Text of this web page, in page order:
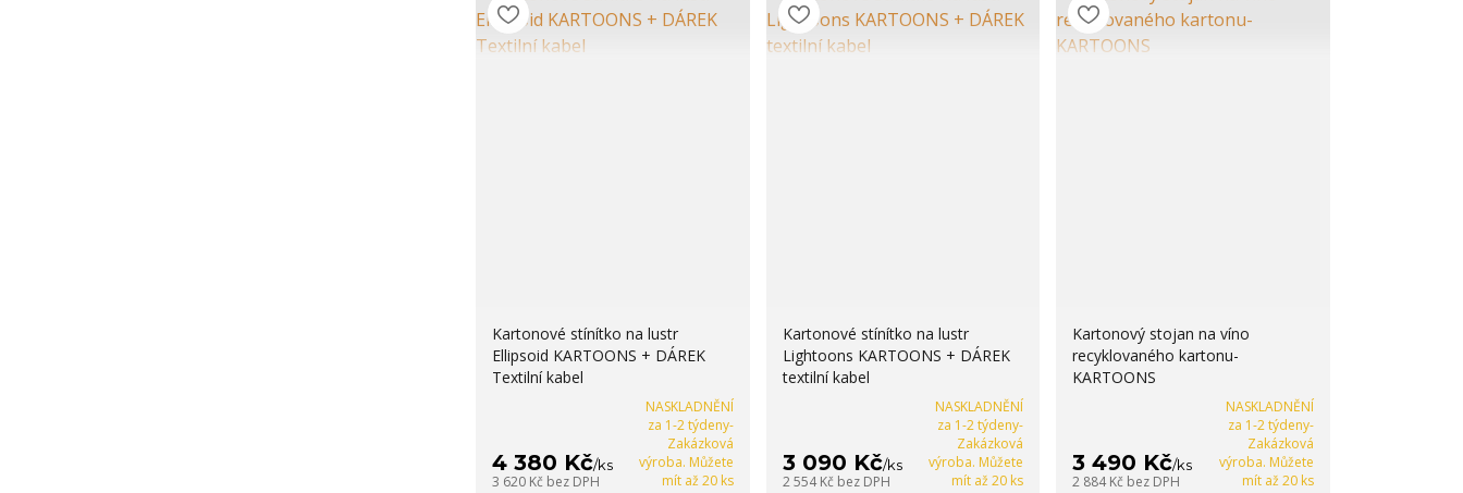
Kartonové stínítko na lustr
Ellipsoid KARTOONS + DÁREK
Textilní kabel
4 380 Kč/ks
3 620 Kč bez DPH
NASKLADNĚNÍ
za 1-2 týdeny-
Zakázková
výroba. Můžete
mít až 20 ks
Kartonové stínítko na lustr
Lightoons KARTOONS + DÁREK
textilní kabel
3 090 Kč/ks
2 554 Kč bez DPH
NASKLADNĚNÍ
za 1-2 týdeny-
Zakázková
výroba. Můžete
mít až 20 ks
Kartonový stojan na víno
recyklovaného kartonu-
KARTOONS
3 490 Kč/ks
2 884 Kč bez DPH
NASKLADNĚNÍ
za 1-2 týdeny-
Zakázková
výroba. Můžete
mít až 20 ks